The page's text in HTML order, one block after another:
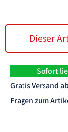
Dieser
Sofort
Gratis Versand
Fragen zum